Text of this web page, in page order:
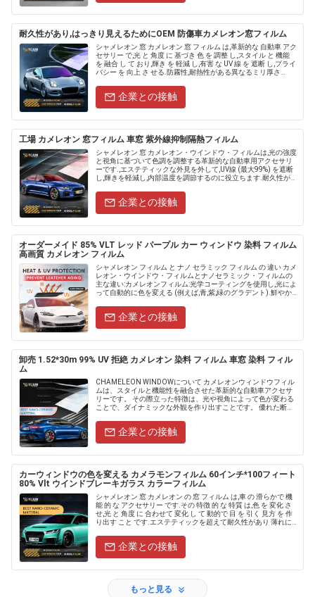
耐久性があり,はっきり見えるためにOEM 防傷車カメレオン窓フィルム
シャメレオン 窓 カメレオン 窓 フィルム は,革新的な 自動車 アク
セサリー で,光 と 角度 に 基づき 色 を 調整 し,スタイル と 機能
を 融合 し て おり,輝き を 軽減 し,有害 な UV 線 を 遮断 し,プライ
バシー を 向上 さ せる.防霧性,耐熱性がある異なるミリ厚さ
企業との接触
工場 カメレオン 窓フィルム 車窓 紫外線抑制隔熱フィルム
シャメレオン 窓 カメレオン・ウインドウ・フィルムは,光の強度
と視角に基づいて色調を調整する革新的な自動車用アクセサリ
ーです.,エステティックな外見を外して,UV線 (最大99%) を遮断
し,輝きを軽減し,内部温度を調節するのに役立ちます.耐久性があ
企業との接触
オーダーメイド 85% VLT レッド パープル カー ウィンドウ 染料 フィルム
高画質 カメレオン フィルム
シャメレオン フィルム と ナノ セラミック フィルム の 違い カメ
レオン・ウインドウ・フィルムとナノセラミック・フィルムの
主な違い:カメレオンフィルム:光学コーティングを使用し,光によ
って自動的に色を変える (例えば,青,紫,緑のグラデント).鮮やか
企業との接触
卸売 1.52*30m 99% UV 拒絶 カメレオン 染料 フィルム 車窓 染料 フィル
ム
CHAMELEON WINDOWについて カメレオンウィンドウフィル
ムは、スタイルと機能性を融合させた革新的な自動車アクセサ
リーです。 その際立った特徴は、光や視角によって色が変わる
ことで、ダイナミックな外観を作り出すことです。 優れた断熱
性.....
企業との接触
カーウィンドウの色を変える カメラモンフィルム 60インチ*100フィート
80% Vlt ウインドブレーキガラス カラーフィルム
シャメレオン 窓 カメレオン の 窓 フィルム は,車 の 滑らかで 機
能 的 な アクセサリー です.その 特徴 的 な 特質 は,色 を 変化 さ
せ,光 と 角度 に 合わせて 変化 し て 動的で 目 を 引く 見方 を 作
り出す こと です.エステティックを超えて耐久性があり 薄れに
企業との接触
もっと見る